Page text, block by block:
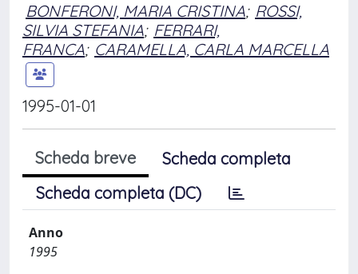
BONFERONI, MARIA CRISTINA; ROSSI,
SILVIA STEFANIA; FERRARI,
FRANCA; CARAMELLA, CARLA MARCELLA
1995-01-01
Scheda breve
Scheda completa
Scheda completa (DC)
Anno
1995